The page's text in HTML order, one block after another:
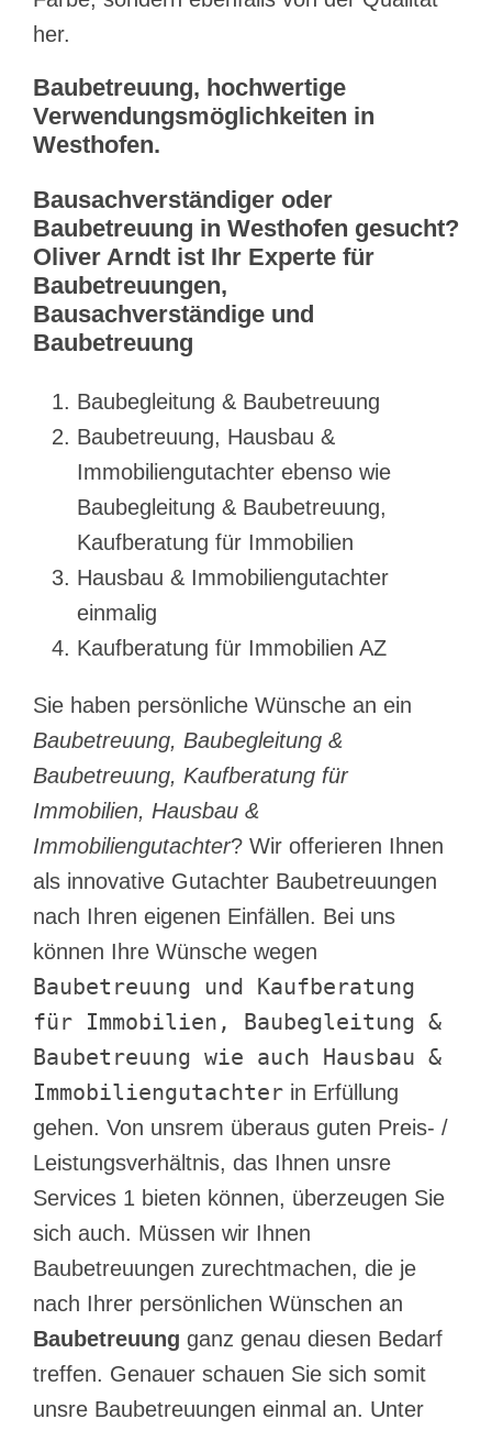
her.
Baubetreuung, hochwertige
Verwendungsmöglichkeiten in
Westhofen.
Bausachverständiger oder
Baubetreuung in Westhofen gesucht?
Oliver Arndt ist Ihr Experte für
Baubetreuungen,
Bausachverständige und
Baubetreuung
Baubegleitung & Baubetreuung
Baubetreuung, Hausbau &
Immobiliengutachter ebenso wie
Baubegleitung & Baubetreuung,
Kaufberatung für Immobilien
Hausbau & Immobiliengutachter
einmalig
Kaufberatung für Immobilien AZ
Sie haben persönliche Wünsche an ein
Baubetreuung, Baubegleitung &
Baubetreuung, Kaufberatung für
Immobilien, Hausbau &
Immobiliengutachter? Wir offerieren Ihnen
als innovative Gutachter Baubetreuungen
nach Ihren eigenen Einfällen. Bei uns
können Ihre Wünsche wegen
Baubetreuung und Kaufberatung
für Immobilien, Baubegleitung &
Baubetreuung wie auch Hausbau &
Immobiliengutachter in Erfüllung
gehen. Von unsrem überaus guten Preis- /
Leistungsverhältnis, das Ihnen unsre
Services 1 bieten können, überzeugen Sie
sich auch. Müssen wir Ihnen
Baubetreuungen zurechtmachen, die je
nach Ihrer persönlichen Wünschen an
Baubetreuung ganz genau diesen Bedarf
treffen. Genauer schauen Sie sich somit
unsre Baubetreuungen einmal an. Unter